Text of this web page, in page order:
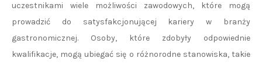
uczestnikami wiele możliwości zawodowych, które mogą
prowadzić do satysfakcjonującej kariery w branży
gastronomicznej. Osoby, które zdobyły odpowiednie
kwalifikacje, mogą ubiegać się o różnorodne stanowiska, takie